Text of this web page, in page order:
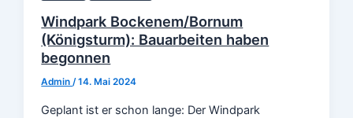
Windpark Bockenem/Bornum
(Königsturm): Bauarbeiten haben
begonnen
Admin/14. Mai 2024
Geplant ist er schon lange: Der Windpark